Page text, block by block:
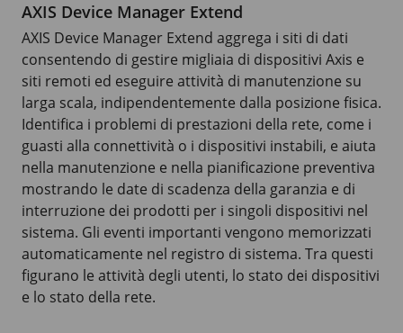
AXIS Device Manager Extend
AXIS Device Manager Extend aggrega i siti di dati
consentendo di gestire migliaia di dispositivi Axis e
siti remoti ed eseguire attività di manutenzione su
larga scala, indipendentemente dalla posizione fisica.
Identifica i problemi di prestazioni della rete, come i
guasti alla connettività o i dispositivi instabili, e aiuta
nella manutenzione e nella pianificazione preventiva
mostrando le date di scadenza della garanzia e di
interruzione dei prodotti per i singoli dispositivi nel
sistema. Gli eventi importanti vengono memorizzati
automaticamente nel registro di sistema. Tra questi
figurano le attività degli utenti, lo stato dei dispositivi
e lo stato della rete.